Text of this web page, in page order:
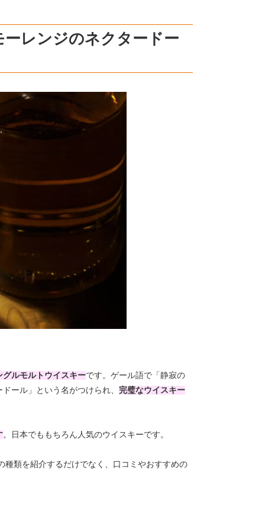
レンジのネクタードー
ルモルトウイスキーです。 ゲール語で「静寂の
ール」という名がつけられ、 完璧なウイスキー
。日本でももちろん人気のウイスキーです。
類を紹介するだけでなく、口コミやおすすめの